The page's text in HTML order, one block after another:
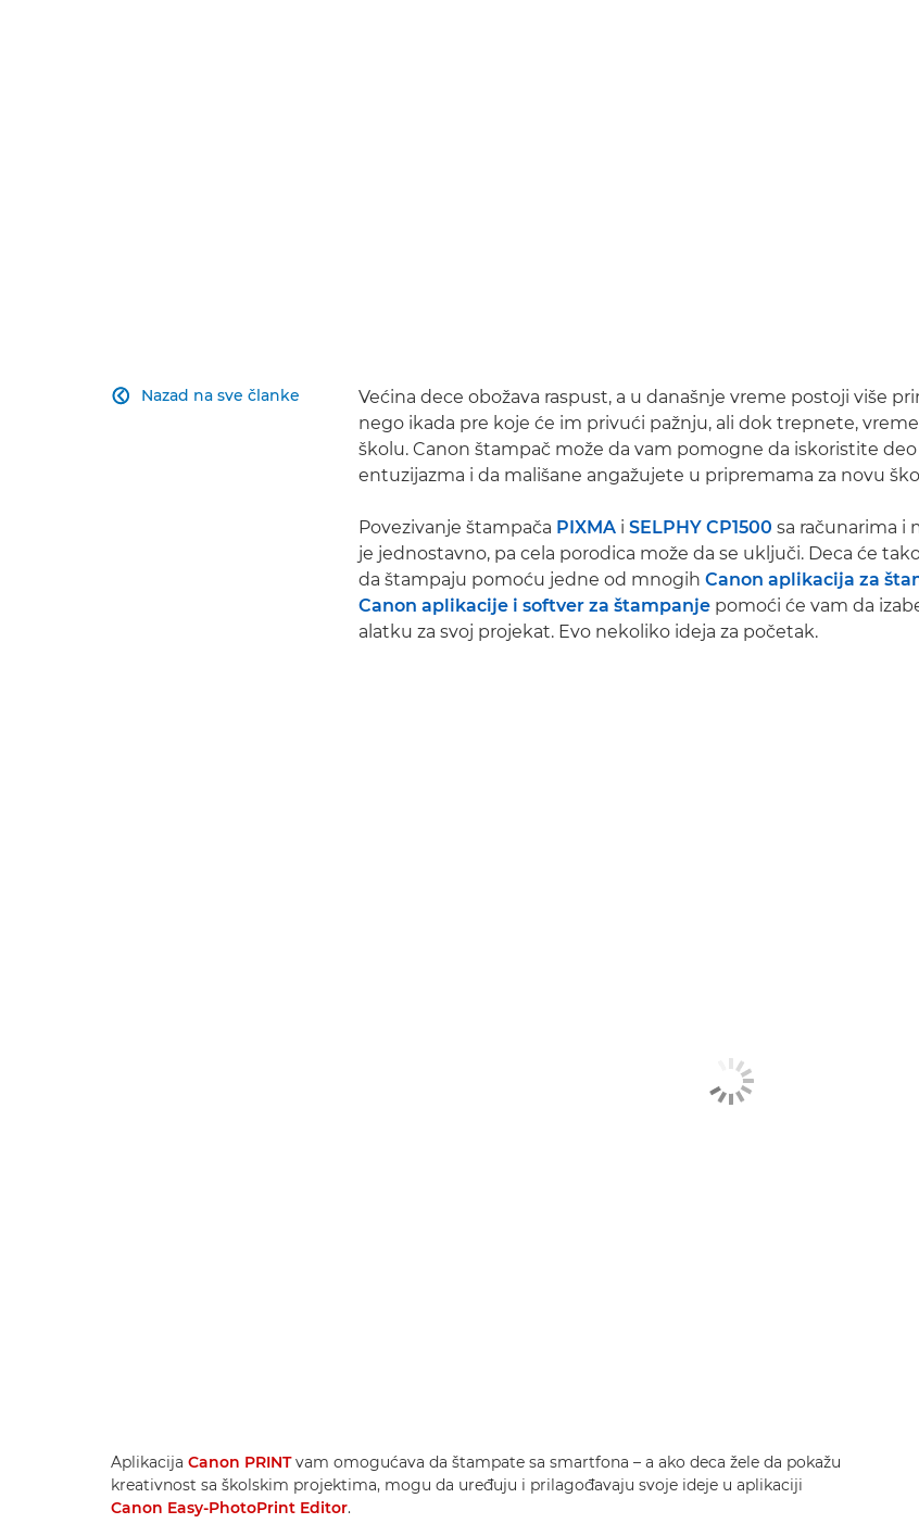
Nazad na sve članke

Većina dece obožava raspust, a u današnje vreme postoji više
nego ikada pre koje će im privući pažnju, ali dok trepnete,
školu. Canon štampač može da vam pomogne da iskoristite
entuzijazma i da mališane angažujete u pripremama za novu
Povezivanje štampača PIXMA i SELPHY CP1500 sa računarima i
je jednostavno, pa cela porodica može da se uključi. Deca će
da štampaju pomoću jedne od mnogih Canon aplikacija za
Canon aplikacije i softver za štampanje pomoći će vam da
alatku za svoj projekat. Evo nekoliko ideja za početak.
Aplikacija Canon PRINTvam omogućava da štampate sa smartfona – a ako deca žele da pokažu
kreativnost sa školskim projektima, mogu da uređuju i prilagođavaju svoje ideje u aplikaciji
Canon Easy-PhotoPrint Editor.